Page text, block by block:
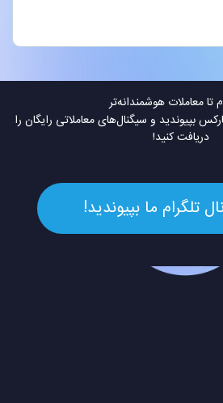
معاملات هوشمندانه‌تر
بپیوندید و سیگنال‌های معاملاتی رایگان را
دریافت کنید!
تلگرام ما بپیوندید!